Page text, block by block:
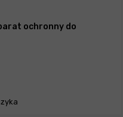
ochronny do